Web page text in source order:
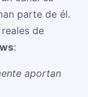
parte de él.
de
:
aportan